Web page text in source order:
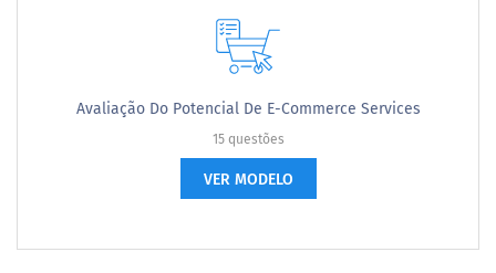
Avaliação Do Potencial De E-Commerce Services
15 questões
VER MODELO